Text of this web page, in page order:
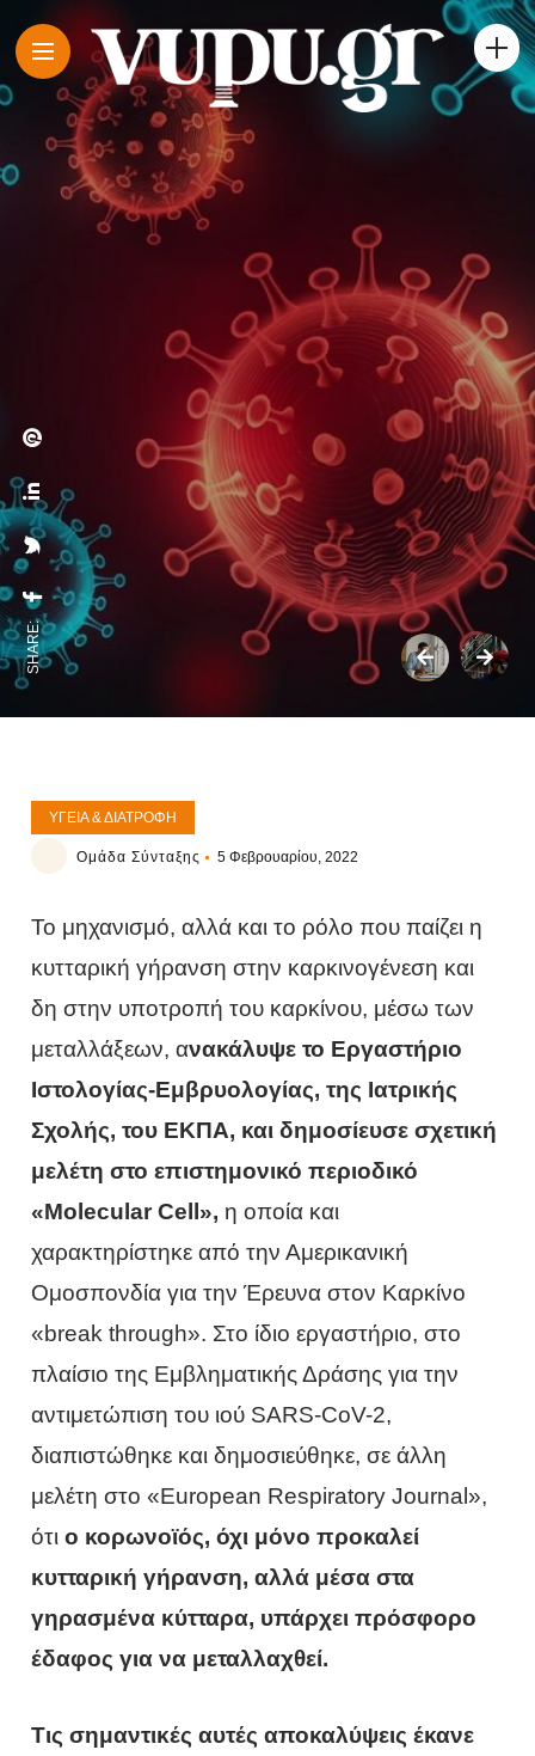
SHARE:
ΥΓΕΊΑ & ΔΙΑΤΡΟΦΉ
Ομάδα Σύνταξης 5 Φεβρουαρίου, 2022
Το μηχανισμό, αλλά και το ρόλο που παίζει η
κυτταρική γήρανση στην καρκινογένεση και
δη στην υποτροπή του καρκίνου, μέσω των
μεταλλάξεων, ανακάλυψε το Εργαστήριο
Ιστολογίας-Εμβρυολογίας, της Ιατρικής
Σχολής, του ΕΚΠΑ, και δημοσίευσε σχετική
μελέτη στο επιστημονικό περιοδικό
«Molecular Cell», η οποία και
χαρακτηρίστηκε από την Αμερικανική
Ομοσπονδία για την Έρευνα στον Καρκίνο
«break through». Στο ίδιο εργαστήριο, στο
πλαίσιο της Εμβληματικής Δράσης για την
αντιμετώπιση του ιού SARS-CoV-2,
διαπιστώθηκε και δημοσιεύθηκε, σε άλλη
μελέτη στο «European Respiratory Journal»,
ότιο κορωνοϊός, όχι μόνο προκαλεί
κυτταρική γήρανση, αλλά μέσα στα
γηρασμένα κύτταρα, υπάρχει πρόσφορο
έδαφος για να μεταλλαχθεί.
Τις σημαντικές αυτές αποκαλύψεις έκανε